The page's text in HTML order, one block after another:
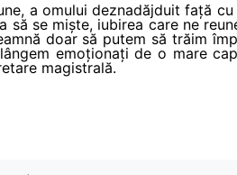
a omului deznadăjduit față
se miște, iubirea care ne
doar să putem să trăim
emoționați de o mare
magistrală.